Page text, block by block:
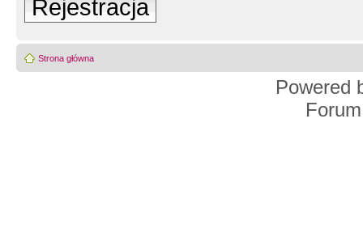
Rejestracja
Strona główna
Powered